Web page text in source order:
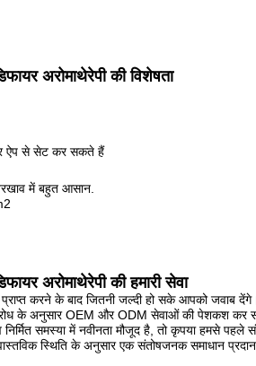
अरोमाथेरेपी की विशेषता
ऐप से सेट कर सकते हैं
में बहुत आसान.
अरोमाथेरेपी की हमारी सेवा
करने के बाद जितनी जल्दी हो सके आपको जवाब
के अनुसार OEM और ODM सेवाओं की पेशकश कर
निर्मित समस्या में नवीनता मौजूद है, तो कृपया हमसे पहले
स्थिति के अनुसार एक संतोषजनक समाधान